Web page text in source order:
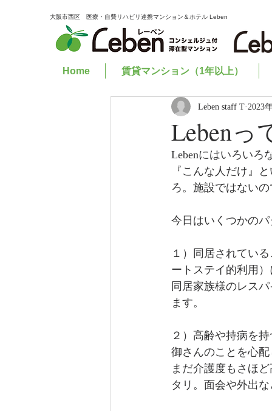
大阪市西区 医療・自費リハビリ連携マンション＆ホテル Leben
Home 賃貸マンション（1年以上）
Lebenっ
Leben staff T 2023
Lebenにはいろいろ
『こんな人だけ』
ろ。施設ではない
今日はいくつかの
１）同居されてい
ートステイ的利用
同居家族様のレス
ます。
２）高齢や持病を
御さんのことを心
まだ介護度もさほ
タリ。面会や外出